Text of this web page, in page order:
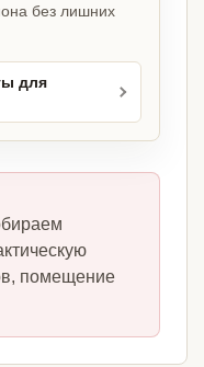
без лишних
для
помещение